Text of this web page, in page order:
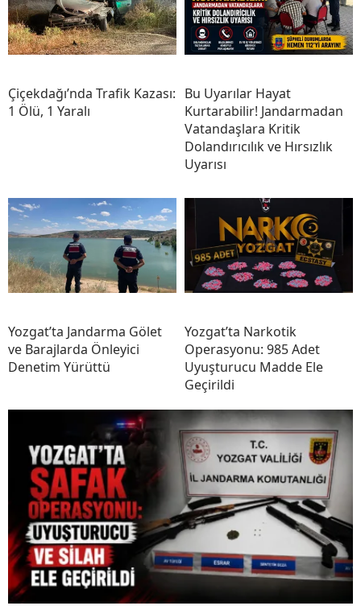
Çiçekdağı’nda Trafik Kazası:
1 Ölü, 1 Yaralı
Bu Uyarılar Hayat
Kurtarabilir! Jandarmadan
Vatandaşlara Kritik
Dolandırıcılık ve Hırsızlık
Uyarısı
Yozgat’ta Jandarma Gölet
ve Barajlarda Önleyici
Denetim Yürüttü
Yozgat’ta Narkotik
Operasyonu: 985 Adet
Uyuşturucu Madde Ele
Geçirildi